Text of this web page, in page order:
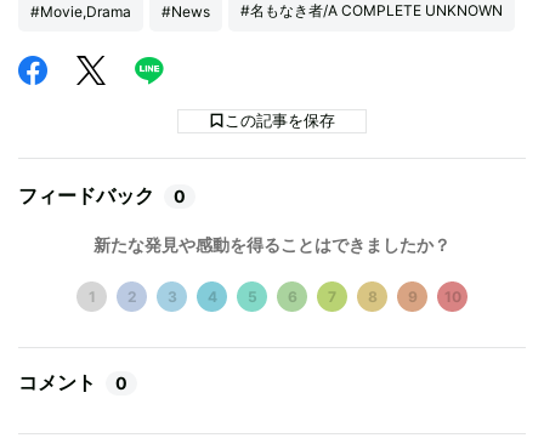
#Movie,Drama #News #名もなき者/A COMPLETE UNKNOWN
この記事を保存
フィードバック 0
新たな発見や感動を得ることはできましたか？
1 2 3 4 5 6 7 8 9 10
コメント 0